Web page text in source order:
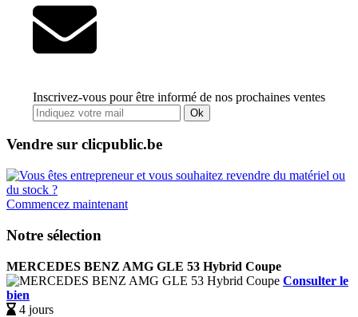
Inscrivez-vous pour être informé de nos prochaines ventes
Ok
Vendre sur clicpublic.be
Commencez maintenant
Notre sélection
MERCEDES BENZ AMG GLE 53 Hybrid Coupe
Consulter le
bien
4 jours